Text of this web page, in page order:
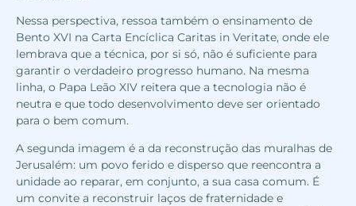
Nessa perspectiva, ressoa também o ensinamento de
Bento XVI na Carta Encíclica Caritas in Veritate, onde ele
lembrava que a técnica, por si só, não é suficiente para
garantir o verdadeiro progresso humano. Na mesma
linha, o Papa Leão XIV reitera que a tecnologia não é
neutra e que todo desenvolvimento deve ser orientado
para o bem comum.
A segunda imagem é a da reconstrução das muralhas de
Jerusalém: um povo ferido e disperso que reencontra a
unidade ao reparar, em conjunto, a sua casa comum. É
um convite a reconstruir laços de fraternidade e